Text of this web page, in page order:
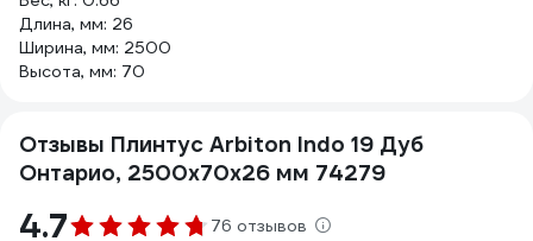
Длина, мм: 26
Ширина, мм: 2500
Высота, мм: 70
Отзывы Плинтус Arbiton Indo 19 Дуб
Онтарио, 2500x70x26 мм 74279
4.7 76 отзывов